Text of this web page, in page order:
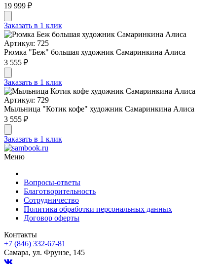
19 999 ₽
Заказать в 1 клик
Артикул: 725
Рюмка "Беж" большая художник Самаринкина Алиса
3 555 ₽
Заказать в 1 клик
Артикул: 729
Мыльница "Котик кофе" художник Самаринкина Алиса
3 555 ₽
Заказать в 1 клик
Меню
Вопросы-ответы
Благотворительность
Сотрудничество
Политика обработки персональных данных
Договор оферты
Контакты
+7 (846) 332-67-81
Самара, ул. Фрунзе, 145